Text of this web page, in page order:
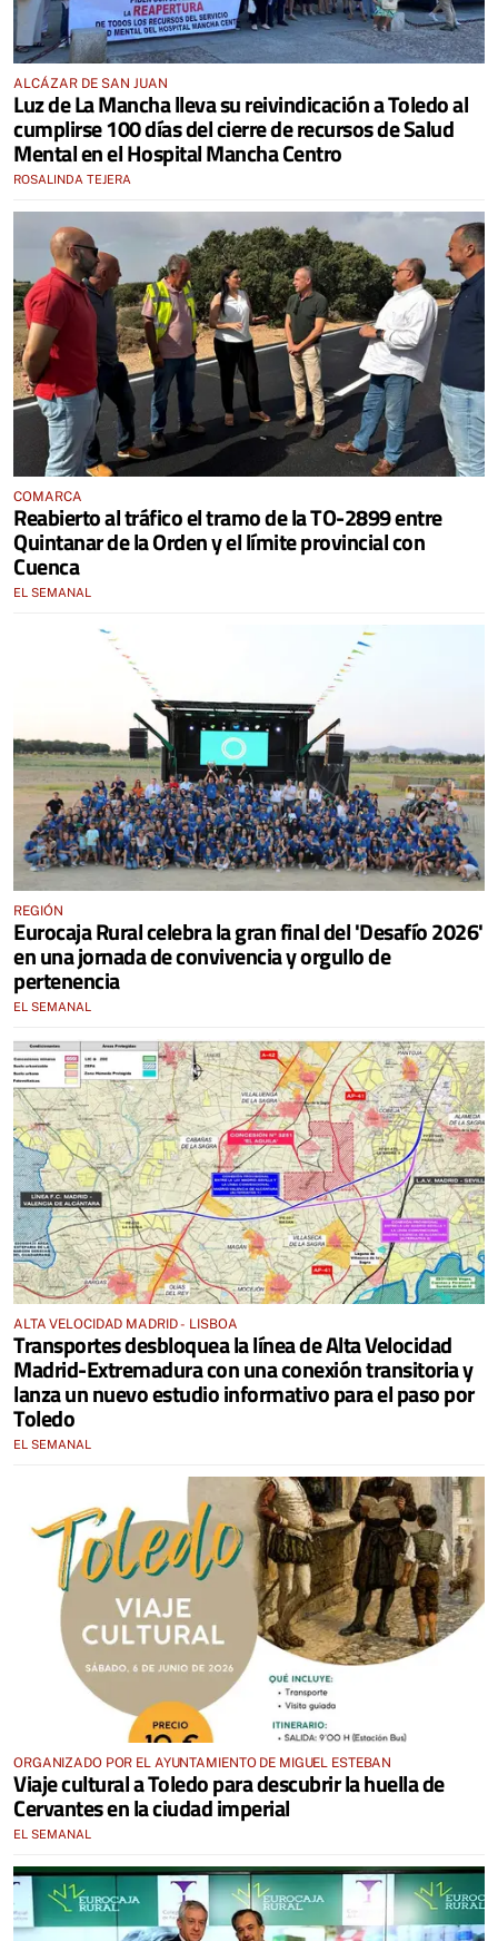
ALCÁZAR DE SAN JUAN
Luz de La Mancha lleva su reivindicación a Toledo al
cumplirse 100 días del cierre de recursos de Salud
Mental en el Hospital Mancha Centro
ROSALINDA TEJERA
COMARCA
Reabierto al tráfico el tramo de la TO-2899 entre
Quintanar de la Orden y el límite provincial con
Cuenca
EL SEMANAL
REGIÓN
Eurocaja Rural celebra la gran final del 'Desafío 2026'
en una jornada de convivencia y orgullo de
pertenencia
EL SEMANAL
ALTA VELOCIDAD MADRID - LISBOA
Transportes desbloquea la línea de Alta Velocidad
Madrid-Extremadura con una conexión transitoria y
lanza un nuevo estudio informativo para el paso por
Toledo
EL SEMANAL
ORGANIZADO POR EL AYUNTAMIENTO DE MIGUEL ESTEBAN
Viaje cultural a Toledo para descubrir la huella de
Cervantes en la ciudad imperial
EL SEMANAL